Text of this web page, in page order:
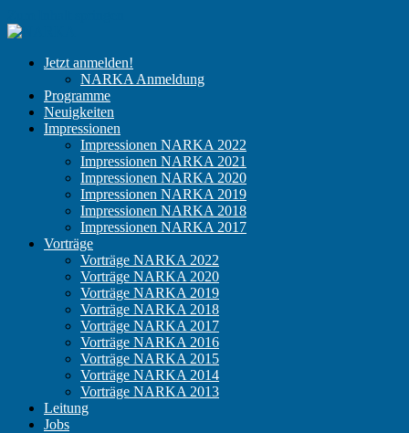
NARKA
niedergelassene
Anästhesisten
Jetzt anmelden!
NARKA Anmeldung
Programme
Neuigkeiten
Impressionen
Impressionen NARKA 2022
Impressionen NARKA 2021
Impressionen NARKA 2020
Impressionen NARKA 2019
Impressionen NARKA 2018
Impressionen NARKA 2017
Vorträge
Vorträge NARKA 2022
Vorträge NARKA 2020
Vorträge NARKA 2019
Vorträge NARKA 2018
Vorträge NARKA 2017
Vorträge NARKA 2016
Vorträge NARKA 2015
Vorträge NARKA 2014
Vorträge NARKA 2013
Leitung
Jobs